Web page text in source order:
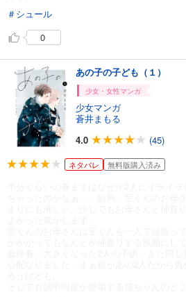
＃シュール
0
あの子の子ども（１）
少女・女性マンガ
少女マンガ
蒼井まもる
4.0
(45)
ネタバレ 無料版購入済み